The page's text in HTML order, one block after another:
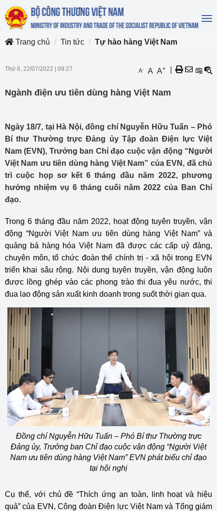
Trang chủ
Tin tức Tự hào hàng Việt Nam
Thứ 6, 22/07/2022 09:27 A- A A+
Ngành điện ưu tiên dùng hàng Việt Nam
Ngày 18/7, tại Hà Nội, đồng chí Nguyễn Hữu Tuấn – Phó
Bí thư Thường trực Đảng ủy Tập đoàn Điện lực Việt
Nam (EVN), Trưởng ban Chỉ đạo cuộc vận động “Người
Việt Nam ưu tiên dùng hàng Việt Nam” của EVN, đã chủ
trì cuộc họp sơ kết 6 tháng đầu năm 2022, phương
hướng nhiệm vụ 6 tháng cuối năm 2022 của Ban Chỉ
đạo.
Trong 6 tháng đầu năm 2022, hoạt động tuyên truyền, vận
động “Người Việt Nam ưu tiên dùng hàng Việt Nam” và
quảng bá hàng hóa Việt Nam đã được các cấp uỷ đảng,
chuyên môn, tổ chức đoàn thể chính trị - xã hội trong EVN
triển khai sâu rộng. Nội dung tuyên truyền, vận động luôn
được lồng ghép vào các phong trào thi đua yêu nước, thi
đua lao động sản xuất kinh doanh trong suốt thời gian qua.
Đồng chí Nguyễn Hữu Tuấn – Phó Bí thư Thường trực
Đảng ủy, Trưởng ban Chỉ đạo cuộc vận động “Người Việt
Nam ưu tiên dùng hàng Việt Nam” EVN phát biểu chỉ đạo
tại hội nghị
Cụ thể, với chủ đề “Thích ứng an toàn, linh hoạt và hiệu
quả” của EVN, Công đoàn Điện lực Việt Nam và Tổng giám